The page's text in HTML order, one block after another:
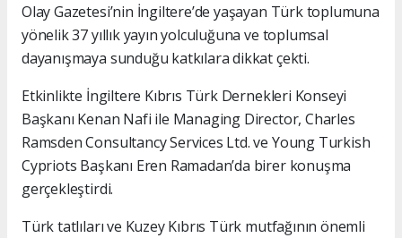
Olay Gazetesi’nin İngiltere’de yaşayan Türk toplumuna
yönelik 37 yıllık yayın yolculuğuna ve toplumsal
dayanışmaya sunduğu katkılara dikkat çekti.
Etkinlikte İngiltere Kıbrıs Türk Dernekleri Konseyi
Başkanı Kenan Nafi ile Managing Director, Charles
Ramsden Consultancy Services Ltd. ve Young Turkish
Cypriots Başkanı Eren Ramadan’da birer konuşma
gerçekleştirdi.
Türk tatlıları ve Kuzey Kıbrıs Türk mutfağının önemli